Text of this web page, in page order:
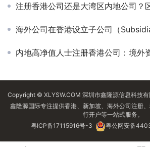
注册香港公司还是大湾区内地公司？
海外公司在香港设立子公司（Subsidiary）-
内地高净值人士注册香港公司：境外
Copyright © XLYSW.COM 深圳市鑫隆源信息科技
鑫隆源国际专注提供香港、新加坡、海外公司注册
行开户等一站式服务。
粤ICP备17115916号-3
粤公网安备